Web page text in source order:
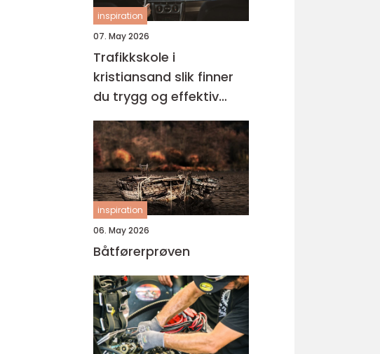
inspiration
07. May 2026
Trafikkskole i
kristiansand slik finner
du trygg og effektiv
opplæring
inspiration
06. May 2026
Båtførerprøven